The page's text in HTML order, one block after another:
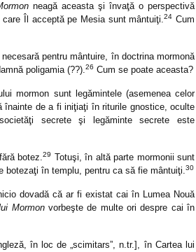
neagă aceasta şi învaţă o perspectivă
Îl acceptă pe Mesia sunt mântuiţi.24 Cum
pentru mântuire, în doctrina mormonă
poligamia (??).26 Cum se poate aceasta?
mormon sunt legămintele (asemenea celor
înainte de a fi iniţiaţi în riturile gnostice, oculte
secrete şi legăminte secrete este
botez.29 Totuşi, în altă parte mormonii sunt
în templu, pentru ca să fie mântuiţi.30
dovadă că ar fi existat cai în Lumea Nouă
Mormonvorbeşte de multe ori despre cai în
în loc de „scimitars”, n.tr.], în Cartea lui